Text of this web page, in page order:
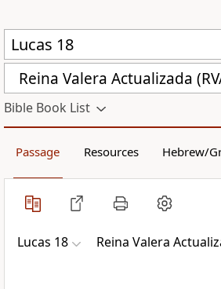
Reina Valera Actualizada
Bible Book List
Passage Resources Hebrew/
Lucas 18 Reina Valera